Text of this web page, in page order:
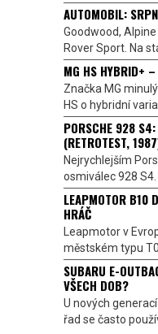
AUTOMOBIL:
Goodwood,
Rover Sport. Na
MG HS HYBRID+
Značka MG
HS o hybridní
PORSCHE 928 S4:
(RETROTEST,
Nejrychlejším
osmiválec 928
LEAPMOTOR B10
HRÁČ
Leapmotor v
městském typu
SUBARU E-
VŠECH DOB?
U nových
řad se často